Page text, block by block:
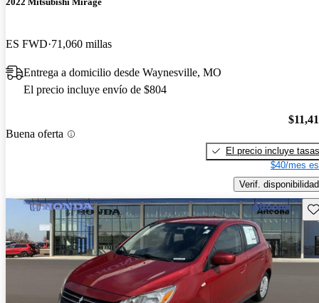
ES FWD 71,060 millas
Entrega a domicilio desde Waynesville, MO
El precio incluye envío de $804
Buena oferta
El precio incluye tasas
$40/mes
Verif. disponibilidad